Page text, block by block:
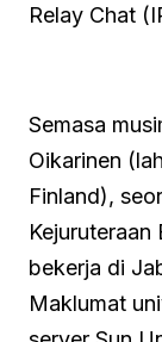
Relay Chat
Semasa
Oikarinen
Finland),
Kejuruteraan
bekerja di
Maklumat